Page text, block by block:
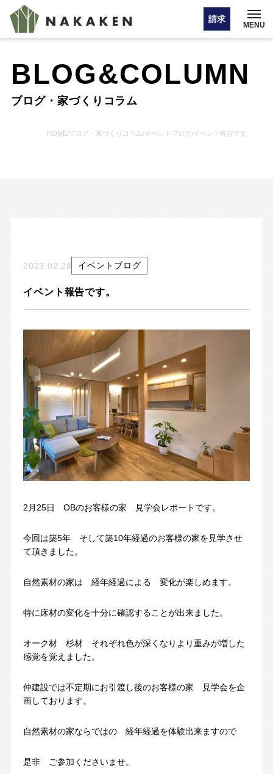
請求
MENU
イベント情報
注文住宅
re:tsumugi マンションリノベ
不動産/土地・物件情報
暮らしの実例集
見学会・イベント
新着情報
ブログ・家づくりコラム
私たちについて
SDGsへの取り組み
沿革
よくある質問
お電話でのお問い合わせ
TEL: 052-911-9345
BLOG&COLUMN
ブログ・家づくりコラム
HOME/ブログ・家づくりコラム/イベントブログ/イベント報告です。
2023.02.28 イベントブログ
イベント報告です。
2月25日 OBのお客様の家 見学会レポートです。
今回は築5年 そして築10年経過のお客様の家を見学させ
て頂きました。
自然素材の家は 経年経過による 変化が楽しめます。
特に床材の変化を十分に確認することが出来ました。
オーク材 杉材 それぞれ色が深くなりより重みが増した
感覚を覚えました。
仲建設では不定期にお引渡し後のお客様の家 見学会を企
画しております。
自然素材の家ならではの 経年経過を体験出来ますので
是非 ご参加くださいませ。